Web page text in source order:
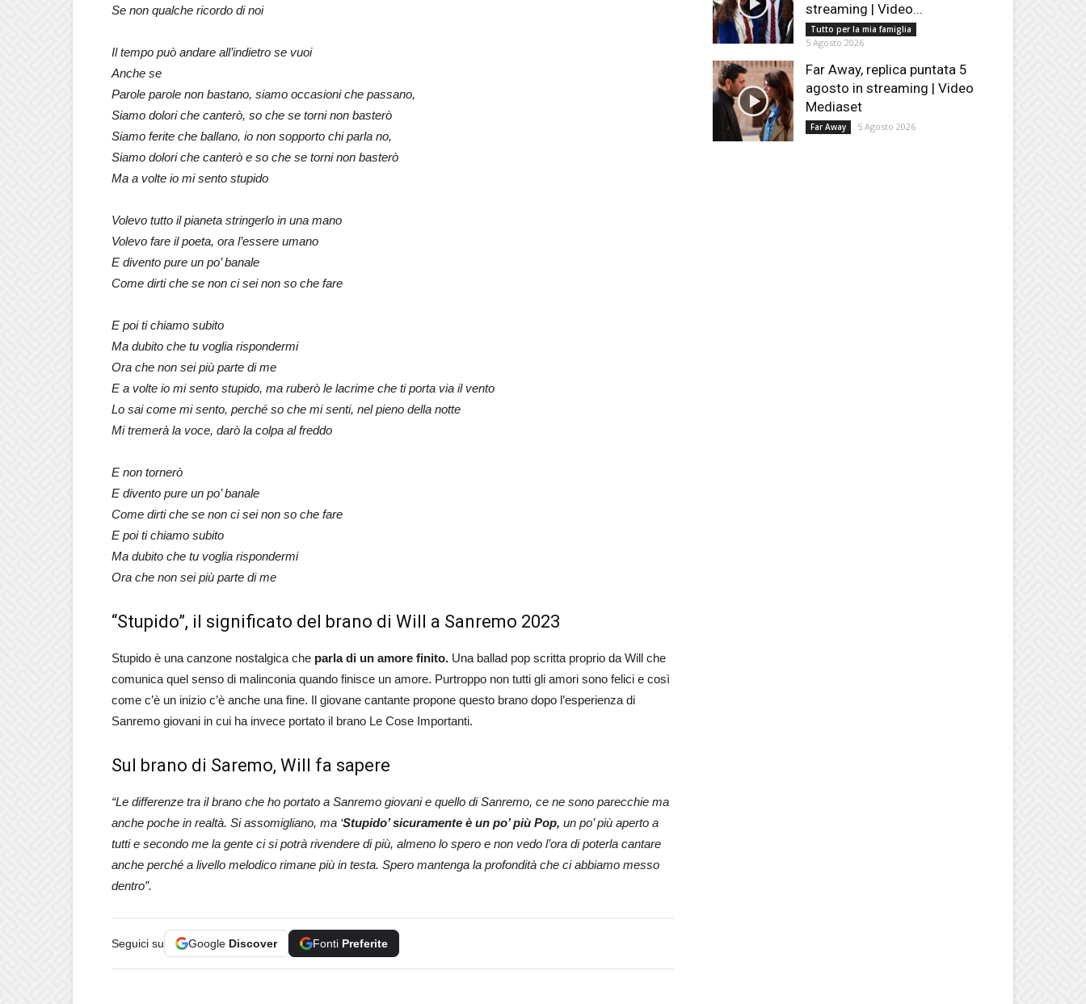
Se non qualche ricordo di noi
Il tempo può andare all’indietro se vuoi
Anche se
Parole parole non bastano, siamo occasioni che passano,
Siamo dolori che canterò, so che se torni non basterò
Siamo ferite che ballano, io non sopporto chi parla no,
Siamo dolori che canterò e so che se torni non basterò
Ma a volte io mi sento stupido
Volevo tutto il pianeta stringerlo in una mano
Volevo fare il poeta, ora l’essere umano
E divento pure un po’ banale
Come dirti che se non ci sei non so che fare
E poi ti chiamo subito
Ma dubito che tu voglia rispondermi
Ora che non sei più parte di me
E a volte io mi sento stupido, ma ruberò le lacrime che ti porta via il vento
Lo sai come mi sento, perché so che mi senti, nel pieno della notte
Mi tremerà la voce, darò la colpa al freddo
E non tornerò
E divento pure un po’ banale
Come dirti che se non ci sei non so che fare
E poi ti chiamo subito
Ma dubito che tu voglia rispondermi
Ora che non sei più parte di me
“Stupido”, il significato del brano di Will a Sanremo 2023
Stupido è una canzone nostalgica che parla di un amore finito. Una ballad pop scritta proprio da Will che
comunica quel senso di malinconia quando finisce un amore. Purtroppo non tutti gli amori sono felici e così
come c’è un inizio c’è anche una fine. Il giovane cantante propone questo brano dopo l’esperienza di
Sanremo giovani in cui ha invece portato il brano Le Cose Importanti.
Sul brano di Saremo, Will fa sapere
“Le differenze tra il brano che ho portato a Sanremo giovani e quello di Sanremo, ce ne sono parecchie ma
anche poche in realtà. Si assomigliano, ma ‘Stupido’ sicuramente è un po’ più Pop, un po’ più aperto a
tutti e secondo me la gente ci si potrà rivendere di più, almeno lo spero e non vedo l’ora di poterla cantare
anche perché a livello melodico rimane più in testa. Spero mantenga la profondità che ci abbiamo messo
dentro”.
Seguici su Google Discover Fonti Preferite
streaming | Video...
Tutto per la mia famiglia
5 Agosto 2026
Far Away, replica puntata 5
agosto in streaming | Video
Mediaset
Far Away 5 Agosto 2026